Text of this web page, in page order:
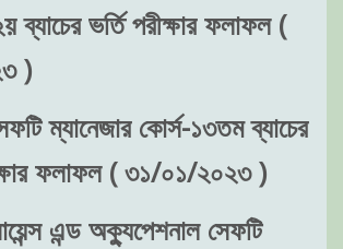
ব্যাচের ভর্তি পরীক্ষার ফলাফল (
)
ম্যানেজার কোর্স-১৩তম ব্যাচের
ফলাফল ( ৩১/০১/২০২৩ )
এন্ড অক্যুপেশনাল সেফটি